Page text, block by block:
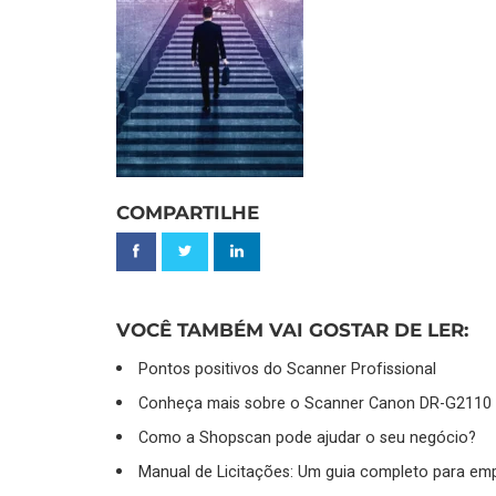
COMPARTILHE
VOCÊ TAMBÉM VAI GOSTAR DE LER:
Pontos positivos do Scanner Profissional
Conheça mais sobre o Scanner Canon DR-G2110
Como a Shopscan pode ajudar o seu negócio?
Manual de Licitações: Um guia completo para